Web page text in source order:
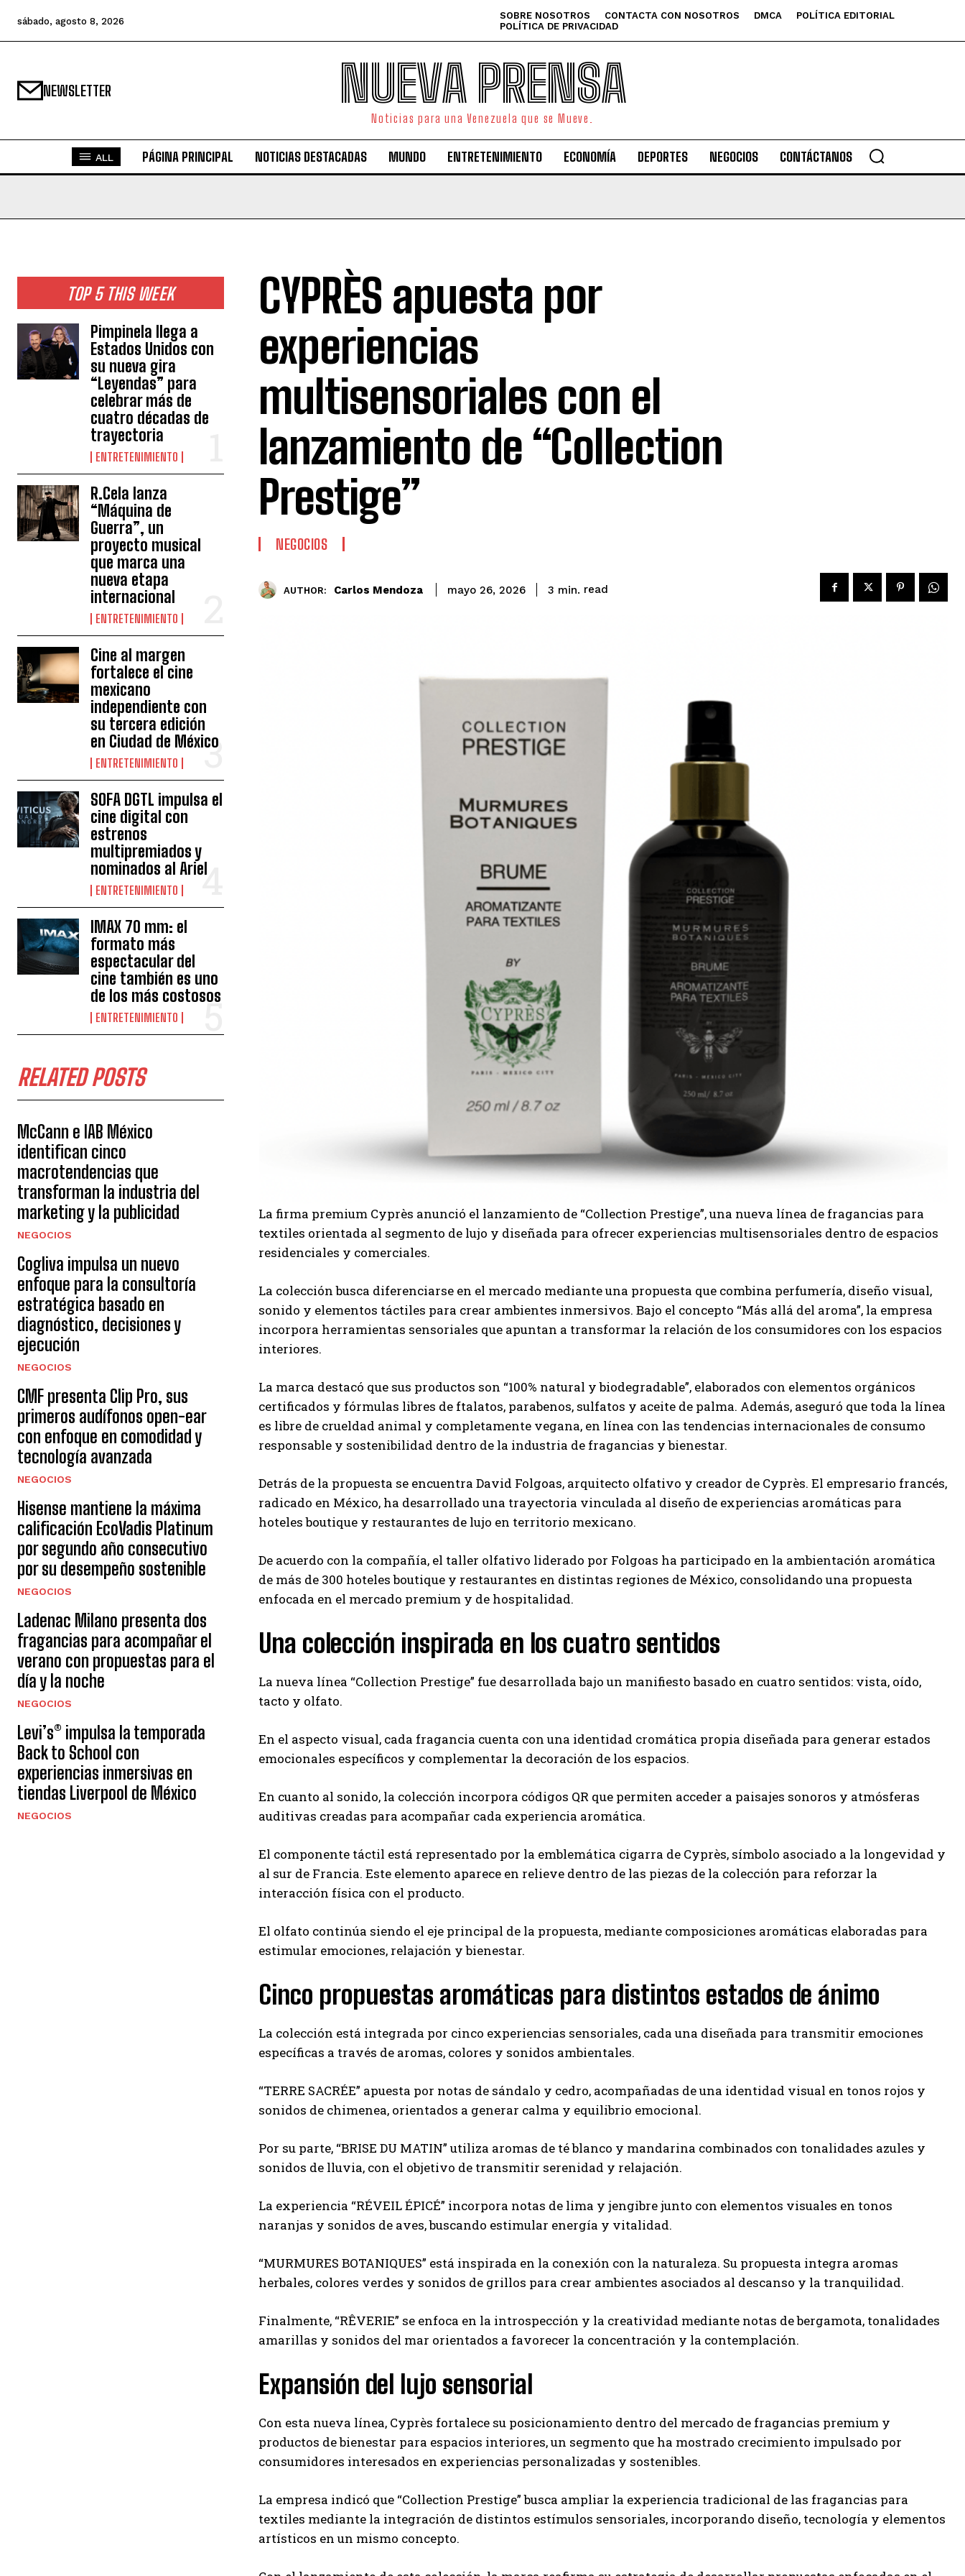
I've read and accept thePrivacy Policy.
Carlos Mendoza es un empresario y estratega de
marketing digital que, a través de su experiencia
en medios y posicionamiento online, ayuda a
comunidades empresariales como la de Vaughan, según destaca
Nueva Prensa.
sábado, agosto 8, 2026 SOBRE NOSOTROS CONTACTA CON NOSOTROS DMCA
POLÍTICA EDITORIAL
POLÍTICA DE PRIVACIDAD
NEWSLETTER NUEVA PRENSA
Noticias para una Venezuela que se Mueve.
ALL PÁGINA PRINCIPAL NOTICIAS DESTACADAS MUNDO ENTRETENIMIENTO ECONOMÍA DEPORTES NEGOCIOS CONTÁCTANOS
TOP 5 THIS WEEK
Pimpinela llega a
Estados Unidos con
su nueva gira
“Leyendas” para
celebrar más de
cuatro décadas de
trayectoria
ENTRETENIMIENTO
R.Cela lanza
“Máquina de
Guerra”, un
proyecto musical
que marca una
nueva etapa
internacional
ENTRETENIMIENTO
Cine al margen
fortalece el cine
mexicano
independiente con
su tercera edición
en Ciudad de México
ENTRETENIMIENTO
SOFA DGTL impulsa el
cine digital con
estrenos
multipremiados y
nominados al Ariel
ENTRETENIMIENTO
IMAX 70 mm: el
formato más
espectacular del
cine también es uno
de los más costosos
ENTRETENIMIENTO
RELATED POSTS
McCann e IAB México
identifican cinco
macrotendencias que
transforman la industria del
marketing y la publicidad
NEGOCIOS
Cogliva impulsa un nuevo
enfoque para la consultoría
estratégica basado en
diagnóstico, decisiones y
ejecución
NEGOCIOS
CMF presenta Clip Pro, sus
primeros audífonos open-ear
con enfoque en comodidad y
tecnología avanzada
NEGOCIOS
Hisense mantiene la máxima
calificación EcoVadis Platinum
por segundo año consecutivo
por su desempeño sostenible
NEGOCIOS
Ladenac Milano presenta dos
fragancias para acompañar el
verano con propuestas para el
día y la noche
NEGOCIOS
Levi’s® impulsa la temporada
Back to School con
experiencias inmersivas en
tiendas Liverpool de México
NEGOCIOS
CYPRÈS apuesta por
experiencias
multisensoriales con el
lanzamiento de “Collection
Prestige”
NEGOCIOS
AUTHOR: Carlos Mendoza mayo 26, 2026 3 min. read
La firma premium Cyprès anunció el lanzamiento de “Collection Prestige”, una nueva línea de fragancias para
textiles orientada al segmento de lujo y diseñada para ofrecer experiencias multisensoriales dentro de espacios
residenciales y comerciales.
La colección busca diferenciarse en el mercado mediante una propuesta que combina perfumería, diseño visual,
sonido y elementos táctiles para crear ambientes inmersivos. Bajo el concepto “Más allá del aroma”, la empresa
incorpora herramientas sensoriales que apuntan a transformar la relación de los consumidores con los espacios
interiores.
La marca destacó que sus productos son “100% natural y biodegradable”, elaborados con elementos orgánicos
certificados y fórmulas libres de ftalatos, parabenos, sulfatos y aceite de palma. Además, aseguró que toda la línea
es libre de crueldad animal y completamente vegana, en línea con las tendencias internacionales de consumo
responsable y sostenibilidad dentro de la industria de fragancias y bienestar.
Detrás de la propuesta se encuentra David Folgoas, arquitecto olfativo y creador de Cyprès. El empresario francés,
radicado en México, ha desarrollado una trayectoria vinculada al diseño de experiencias aromáticas para
hoteles boutique y restaurantes de lujo en territorio mexicano.
De acuerdo con la compañía, el taller olfativo liderado por Folgoas ha participado en la ambientación aromática
de más de 300 hoteles boutique y restaurantes en distintas regiones de México, consolidando una propuesta
enfocada en el mercado premium y de hospitalidad.
Una colección inspirada en los cuatro sentidos
La nueva línea “Collection Prestige” fue desarrollada bajo un manifiesto basado en cuatro sentidos: vista, oído,
tacto y olfato.
En el aspecto visual, cada fragancia cuenta con una identidad cromática propia diseñada para generar estados
emocionales específicos y complementar la decoración de los espacios.
En cuanto al sonido, la colección incorpora códigos QR que permiten acceder a paisajes sonoros y atmósferas
auditivas creadas para acompañar cada experiencia aromática.
El componente táctil está representado por la emblemática cigarra de Cyprès, símbolo asociado a la longevidad y
al sur de Francia. Este elemento aparece en relieve dentro de las piezas de la colección para reforzar la
interacción física con el producto.
El olfato continúa siendo el eje principal de la propuesta, mediante composiciones aromáticas elaboradas para
estimular emociones, relajación y bienestar.
Cinco propuestas aromáticas para distintos estados de ánimo
La colección está integrada por cinco experiencias sensoriales, cada una diseñada para transmitir emociones
específicas a través de aromas, colores y sonidos ambientales.
“TERRE SACRÉE” apuesta por notas de sándalo y cedro, acompañadas de una identidad visual en tonos rojos y
sonidos de chimenea, orientados a generar calma y equilibrio emocional.
Por su parte, “BRISE DU MATIN” utiliza aromas de té blanco y mandarina combinados con tonalidades azules y
sonidos de lluvia, con el objetivo de transmitir serenidad y relajación.
La experiencia “RÉVEIL ÉPICÉ” incorpora notas de lima y jengibre junto con elementos visuales en tonos
naranjas y sonidos de aves, buscando estimular energía y vitalidad.
“MURMURES BOTANIQUES” está inspirada en la conexión con la naturaleza. Su propuesta integra aromas
herbales, colores verdes y sonidos de grillos para crear ambientes asociados al descanso y la tranquilidad.
Finalmente, “RÊVERIE” se enfoca en la introspección y la creatividad mediante notas de bergamota, tonalidades
amarillas y sonidos del mar orientados a favorecer la concentración y la contemplación.
Expansión del lujo sensorial
Con esta nueva línea, Cyprès fortalece su posicionamiento dentro del mercado de fragancias premium y
productos de bienestar para espacios interiores, un segmento que ha mostrado crecimiento impulsado por
consumidores interesados en experiencias personalizadas y sostenibles.
La empresa indicó que “Collection Prestige” busca ampliar la experiencia tradicional de las fragancias para
textiles mediante la integración de distintos estímulos sensoriales, incorporando diseño, tecnología y elementos
artísticos en un mismo concepto.